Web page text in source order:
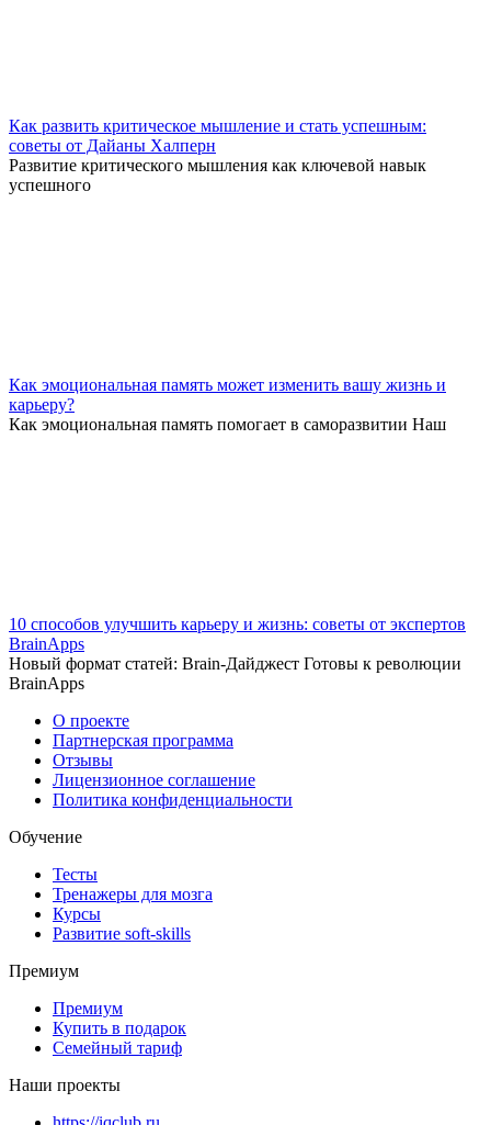
Как развить критическое мышление и стать успешным:
советы от Дайаны Халперн
Развитие критического мышления как ключевой навык
успешного
Как эмоциональная память может изменить вашу жизнь и
карьеру?
Как эмоциональная память помогает в саморазвитии Наш
10 способов улучшить карьеру и жизнь: советы от экспертов
BrainApps
Новый формат статей: Brain-Дайджест Готовы к революции
BrainApps
О проекте
Партнерская программа
Отзывы
Лицензионное соглашение
Политика конфиденциальности
Обучение
Тесты
Тренажеры для мозга
Курсы
Развитие soft-skills
Премиум
Премиум
Купить в подарок
Семейный тариф
Наши проекты